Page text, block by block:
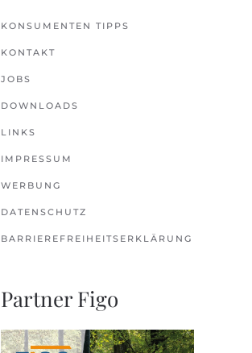
KONSUMENTEN TIPPS
KONTAKT
JOBS
DOWNLOADS
LINKS
IMPRESSUM
WERBUNG
DATENSCHUTZ
BARRIEREFREIHEITSERKLÄRUNG
Partner Figo